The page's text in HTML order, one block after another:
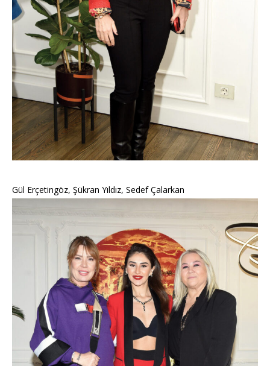
Gül Erçetingöz, Şükran Yıldız, Sedef Çalarkan